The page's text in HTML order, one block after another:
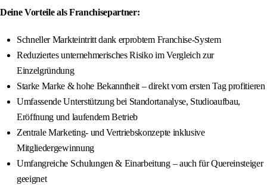
Deine Vorteile als Franchisepartner:
Schneller Markteintritt dank erprobtem Franchise-System
Reduziertes unternehmerisches Risiko im Vergleich zur
Einzelgründung
Starke Marke & hohe Bekanntheit – direkt vom ersten Tag profitieren
Umfassende Unterstützung bei Standortanalyse, Studioaufbau,
Eröffnung und laufendem Betrieb
Zentrale Marketing- und Vertriebskonzepte inklusive
Mitgliedergewinnung
Umfangreiche Schulungen & Einarbeitung – auch für Quereinsteiger
geeignet